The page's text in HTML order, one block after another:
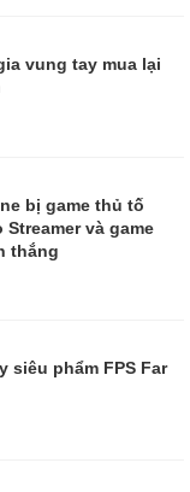
vung tay mua lại
bị game thủ tố
và game
thắng
siêu phẩm FPS Far